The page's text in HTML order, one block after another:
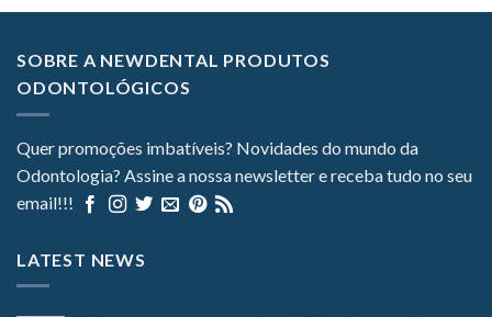
SOBRE A NEWDENTAL PRODUTOS
ODONTOLÓGICOS
Quer promoções imbatíveis? Novidades do mundo da
Odontologia? Assine a nossa newsletter e receba tudo no seu
email!!!
LATEST NEWS